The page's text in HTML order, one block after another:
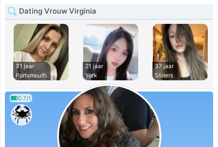
Dating Vrouw Virginia
31 jaar
Portsmouth
21 jaar
York
37 jaar
Sliders
0.7/1